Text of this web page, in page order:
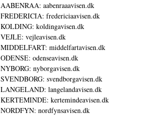
AABENRAA: aabenraaavisen.dk
FREDERICIA: fredericiaavisen.dk
KOLDING: koldingavisen.dk
VEJLE: vejleavisen.dk
MIDDELFART: middelfartavisen.dk
ODENSE: odenseavisen.dk
NYBORG: nyborgavisen.dk
SVENDBORG: svendborgavisen.dk
LANGELAND: langelandavisen.dk
KERTEMINDE: kertemindeavisen.dk
NORDFYN: nordfynsavisen.dk